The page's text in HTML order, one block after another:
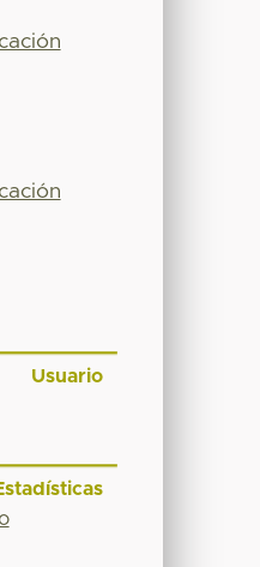
Usuario